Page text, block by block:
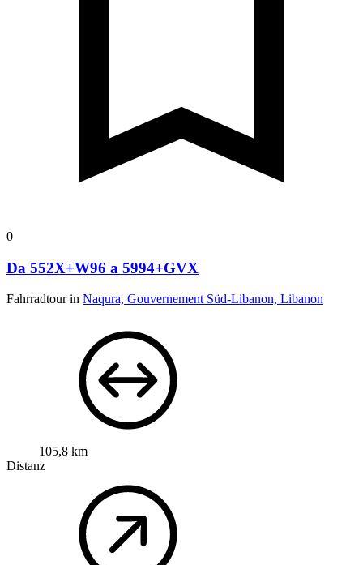
0
Da 552X+W96 a 5994+GVX
Fahrradtour in Naqura, Gouvernement Süd-Libanon, Libanon
105,8 km
Distanz